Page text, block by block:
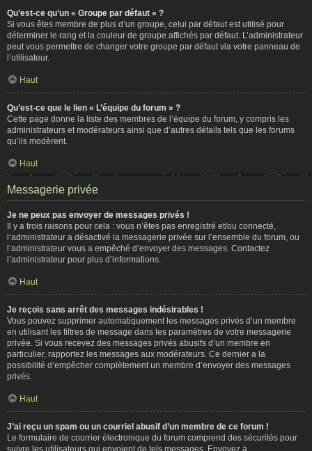
Qu’est-ce qu’un « Groupe par défaut » ?
Si vous êtes membre de plus d’un groupe, celui par défaut est utilisé pour
déterminer le rang et la couleur de groupe affichés par défaut. L’administrateur
peut vous permettre de changer votre groupe par défaut via votre panneau de
l’utilisateur.
Haut
Qu’est-ce que le lien « L’équipe du forum » ?
Cette page donne la liste des membres de l’équipe du forum, y compris les
administrateurs et modérateurs ainsi que d’autres détails tels que les forums
qu’ils modèrent.
Haut
Messagerie privée
Je ne peux pas envoyer de messages privés !
Il y a trois raisons pour cela : vous n’êtes pas enregistré et/ou connecté,
l’administrateur a désactivé la messagerie privée sur l’ensemble du forum, ou
l’administrateur vous a empêché d’envoyer des messages. Contactez
l’administrateur pour plus d’informations.
Haut
Je reçois sans arrêt des messages indésirables !
Vous pouvez supprimer automatiquement les messages privés d’un membre
en utilisant les filtres de message dans les paramètres de votre messagerie
privée. Si vous recevez des messages privés abusifs d’un membre en
particulier, rapportez les messages aux modérateurs. Ce dernier a la
possibilité d’empêcher complètement un membre d’envoyer des messages
privés.
Haut
J’ai reçu un spam ou un courriel abusif d’un membre de ce forum !
Le formulaire de courrier électronique du forum comprend des sécurités pour
suivre les utilisateurs qui envoient de tels messages. Envoyez à